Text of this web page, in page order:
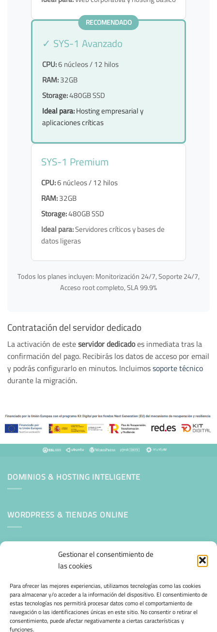
Gestionar el consentimiento de
las cookies
Para ofrecer las mejores experiencias, utilizamos tecnologías como las cookies
para almacenar y/o acceder a la información del dispositivo. El consentimiento de
estas tecnologías nos permitirá procesar datos como el comportamiento de
navegación o las identificaciones únicas en este sitio. No consentir o retirar el
consentimiento, puede afectar negativamente a ciertas características y
funciones.
RECOMENDADO
✓ SYS-1 Avanzado
CPU:6 núcleos / 12 hilos
RAM:32GB
Storage:480GB SSD
Ideal para:Hosting empresarial y
aplicaciones críticas
SYS-1 Premium
CPU:6 núcleos / 12 hilos
RAM:32GB
Storage:480GB SSD
Ideal para:Servidores críticos y bases de
datos ligeras
Todos los planes incluyen: Monitorización 24/7, Soporte 24/7,
Acceso root completo, SLA 99.9%
Contratación del servidor dedicado
La activación de esteservidor dedicadoes inmediata tras la
confirmación del pago. Recibirás los datos de acceso por email
y podrás configurarlo en minutos. Incluimossoporte técnico
durante la migración.
DOMINIOS & HOSTING INTELIGENTE
WORDPRESS & TIENDAS ONLINE
Mantenimiento Web WordPress
SEGURIDAD E INFRAESTRUCTURA & CLOUD
CONFIANZA & ESPECIALIZACIÓN